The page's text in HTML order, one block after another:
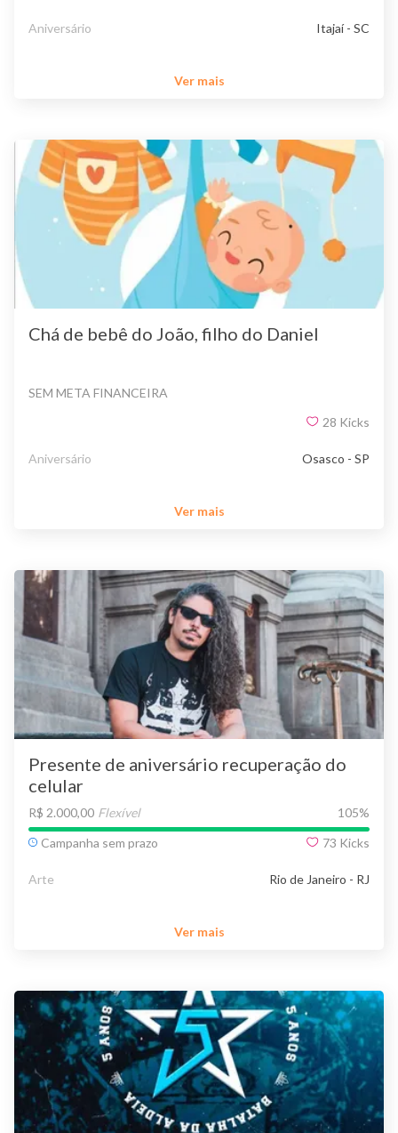
Aniversário Itajaí - SC
Ver mais
Chá de bebê do João, filho do Daniel
SEM META FINANCEIRA
28 Kicks
Aniversário Osasco - SP
Ver mais
Presente de aniversário recuperação do
celular
R$ 2.000,00 Flexível 105%
Campanha sem prazo
73 Kicks
Arte Rio de Janeiro - RJ
Ver mais